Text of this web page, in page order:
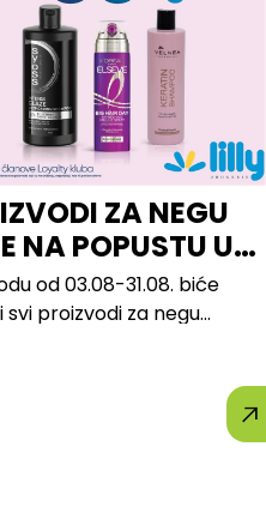
ZA NEGU
NA POPUSTU U
od 03.08-31.08. biće
svi proizvodi za negu